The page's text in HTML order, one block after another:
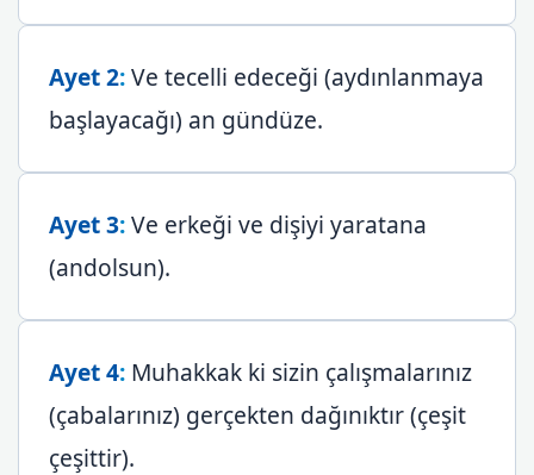
Ayet 2:Ve tecelli edeceği (aydınlanmaya
başlayacağı) an gündüze.
Ayet 3:Ve erkeği ve dişiyi yaratana
(andolsun).
Ayet 4: Muhakkak ki sizin çalışmalarınız
(çabalarınız) gerçekten dağınıktır (çeşit
çeşittir).